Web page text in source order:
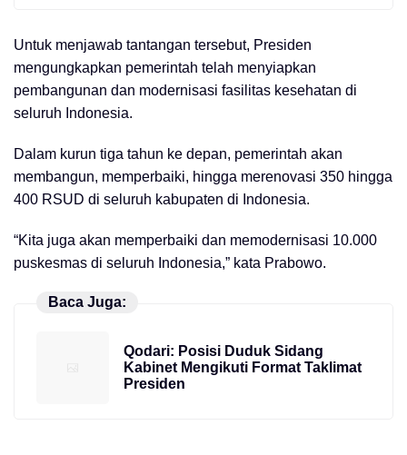
Untuk menjawab tantangan tersebut, Presiden
mengungkapkan pemerintah telah menyiapkan
pembangunan dan modernisasi fasilitas kesehatan di
seluruh Indonesia.
Dalam kurun tiga tahun ke depan, pemerintah akan
membangun, memperbaiki, hingga merenovasi 350 hingga
400 RSUD di seluruh kabupaten di Indonesia.
“Kita juga akan memperbaiki dan memodernisasi 10.000
puskesmas di seluruh Indonesia,” kata Prabowo.
Baca Juga:
Qodari: Posisi Duduk Sidang
Kabinet Mengikuti Format Taklimat
Presiden